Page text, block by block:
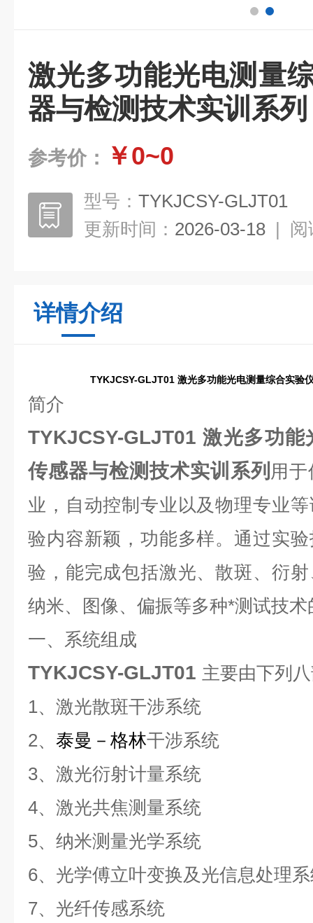
激光多功能光电测量
器与检测技术实训系列
参考价： ￥0~0
型号： TYKJCSY-GLJT01
更新时间： 2026-03-18 | 阅
详情介绍
TYKJCSY-GLJT01 激光多功能光电测量综合实验
简介
TYKJCSY-GLJT01 激光多功
传感器与检测技术实训系列 用
业，自动控制专业以及物理专业
验内容新颖，功能多样。通过实
验，能完成包括激光、散斑、衍
纳米、图像、偏振等多种*测试技术
一、系统组成
TYKJCSY-GLJT01 主要由下列
1、激光散斑干涉系统
2、 泰曼－格林干涉系统
3、激光衍射计量系统
4、激光共焦测量系统
5、纳米测量光学系统
6、 光学傅立叶变换及光信息处理
7、光纤传感系统